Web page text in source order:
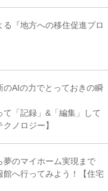
る『地方への移住促進プロ
のAIの力でとっておきの瞬
「記録」&「編集」して
ノロジー】
夢のマイホーム実現まで
へ行ってみよう！【住宅